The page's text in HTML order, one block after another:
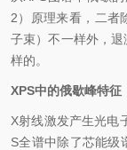
2）原理来看，二者
子束）不一样外，
样的。
XPS中的俄歇峰特征
X射线激发产生光电
S全谱中除了芯能级